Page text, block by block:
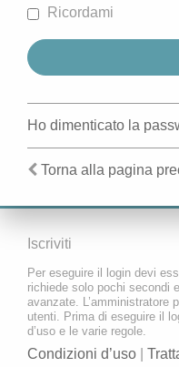
Ricordami
Ho dimenticato la
Torna alla pagina
Iscriviti
Per eseguire il login devi
richiede solo pochi secondi
avanzate. L’amministratore
utenti. Prima di eseguire il
d’uso e le varie regole.
Condizioni d’uso